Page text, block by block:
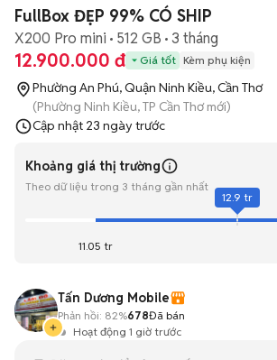
FullBox ĐẸP 99% CÓ SHIP
X200 Pro mini 512 GB 3 tháng
12.900.000 đ Giá tốt Kèm phụ kiện
Phường An Phú, Quận Ninh Kiều, Cần Thơ
(Phường Ninh Kiều, TP Cần Thơ mới)
Cập nhật 23 ngày trước
Khoảng giá thị trường
Theo dữ liệu trong 3 tháng gần nhất
11.05 tr
12.9 tr
Tấn Dương Mobile
Hoạt động 1 giờ trước
Phản hồi: 82%678Đã bán